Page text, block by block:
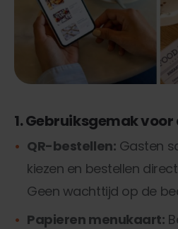
1. Gebruiksgemak
QR-bestellen: Gasten
kiezen en bestellen
Geen wachttijd op de
Papieren menukaart: